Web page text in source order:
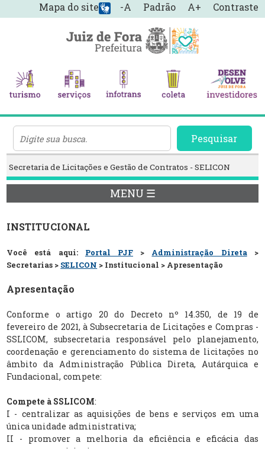
-A Padrão A+ Contraste
Mapa do site
Pesquisar
Secretaria de Licitações e Gestão de Contratos - SELICON
MENU ☰
INSTITUCIONAL
Você está aqui: Portal PJF > Administração Direta>
Secretarias > SELICON > Institucional > Apresentação
Apresentação
Conforme o artigo 20 do Decreto nº 14.350, de 19 de
fevereiro de 2021, à Subsecretaria de Licitações e Compras -
SSLICOM, subsecretaria responsável pelo planejamento,
coordenação e gerenciamento do sistema de licitações no
âmbito da Administração Pública Direta, Autárquica e
Fundacional, compete:
Compete à SSLICOM:
I - centralizar as aquisições de bens e serviços em uma
única unidade administrativa;
II - promover a melhoria da eficiência e eficácia das